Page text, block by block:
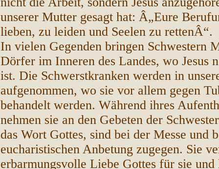
unserer Mutter gesagt hat: Â„Eure
lieben, zu leiden und Seelen zu rettenÂ“.
In vielen Gegenden bringen Schwestern
Dörfer im Inneren des Landes, wo Jesus
ist. Die Schwerstkranken werden in
aufgenommen, wo sie vor allem gegen
behandelt werden. Während ihres
nehmen sie an den Gebeten der
das Wort Gottes, sind bei der Messe und
eucharistischen Anbetung zugegen. Sie
erbarmungsvolle Liebe Gottes für sie und